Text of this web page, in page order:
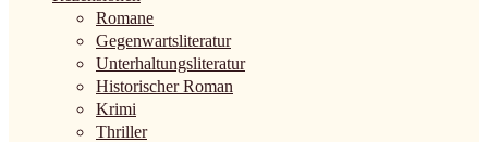
Romane
Gegenwartsliteratur
Unterhaltungsliteratur
Historischer Roman
Krimi
Thriller